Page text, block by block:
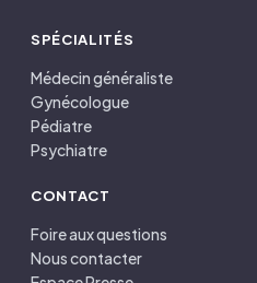
SPÉCIALITÉS
Médecin généraliste
Gynécologue
Pédiatre
Psychiatre
CONTACT
Foire aux questions
Nous contacter